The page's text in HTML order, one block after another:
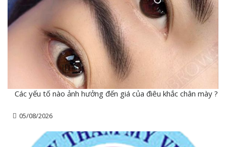
Các yếu tố nào ảnh hưởng đến giá của điêu khắc chân mày ?
05/08/2026